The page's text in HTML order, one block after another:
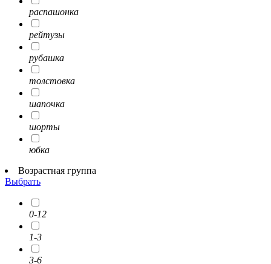
распашонка
рейтузы
рубашка
толстовка
шапочка
шорты
юбка
Возрастная группа
Выбрать
0-12
1-3
3-6